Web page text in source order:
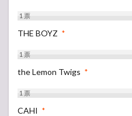
1票
THE BOYZ *
1票
the Lemon Twigs *
1票
CAHI *